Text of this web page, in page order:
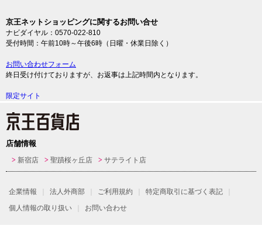
京王ネットショッピングに関するお問い合せ
ナビダイヤル：0570-022-810
受付時間：午前10時～午後6時（日曜・休業日除く）
お問い合わせフォーム
終日受け付けておりますが、お返事は上記時間内となります。
限定サイト
店舗情報
新宿店 聖蹟桜ヶ丘店 サテライト店
企業情報 法人外商部 ご利用規約
特定商取引に基づく表記
個人情報の取り扱い
お問い合わせ